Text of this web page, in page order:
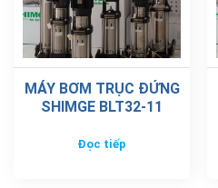
MÁY BƠM TRỤC ĐỨNG
SHIMGE BLT32-11
Đọc tiếp